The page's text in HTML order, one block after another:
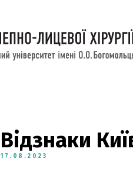
Відзнаки
17.08.2023